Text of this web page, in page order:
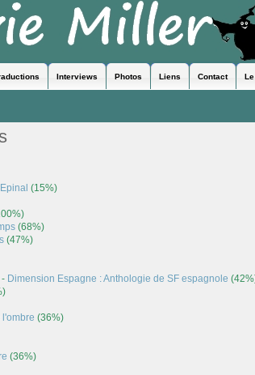
Interviews Photos Liens Contact
(15%)
(68%)
(47%)
- Dimension Espagne : Anthologie de SF espagnole
l'ombre (36%)
(36%)